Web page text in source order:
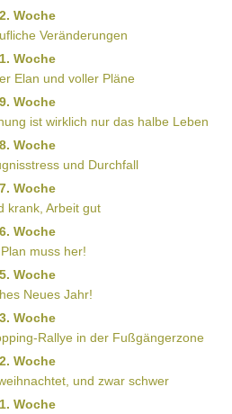
Woche
Veränderungen
Woche
Elan und voller Pläne
Woche
ist wirklich nur das halbe Leben
Woche
und Durchfall
Woche
krank, Arbeit gut
Woche
muss her!
Woche
Neues Jahr!
Woche
Rallye in der Fußgängerzone
Woche
und zwar schwer
Woche